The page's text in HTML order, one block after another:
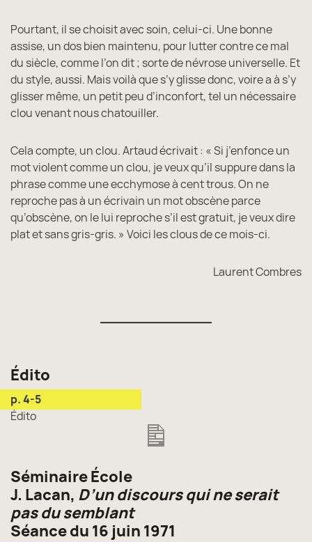
Pourtant, il se choisit avec soin, celui-ci. Une bonne
assise, un dos bien maintenu, pour lutter contre ce mal
du siècle, comme l’on dit ; sorte de névrose universelle. Et
du style, aussi. Mais voilà que s’y glisse donc, voire a à s’y
glisser même, un petit peu d’inconfort, tel un nécessaire
clou venant nous chatouiller.
Cela compte, un clou. Artaud écrivait : « Si j’enfonce un
mot violent comme un clou, je veux qu’il suppure dans la
phrase comme une ecchymose à cent trous. On ne
reproche pas à un écrivain un mot obscène parce
qu’obscène, on le lui reproche s’il est gratuit, je veux dire
plat et sans gris-gris. » Voici les clous de ce mois-ci.
Laurent Combres
Édito
p. 4-5
Édito
Séminaire École
J. Lacan, D’un discours qui ne serait
pas du semblant
Séance du 16 juin 1971